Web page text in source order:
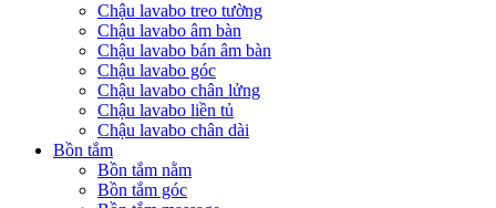
Chậu lavabo treo tường
Chậu lavabo âm bàn
Chậu lavabo bán âm bàn
Chậu lavabo góc
Chậu lavabo chân lửng
Chậu lavabo liền tủ
Chậu lavabo chân dài
Bồn tắm
Bồn tắm nằm
Bồn tắm góc